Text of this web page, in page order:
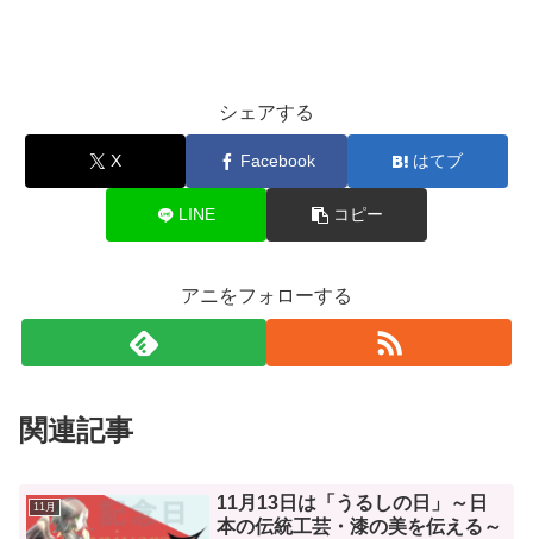
シェアする
X Facebook はてブ
LINE コピー
アニをフォローする
関連記事
11月
11月13日は「うるしの日」～日
本の伝統工芸・漆の美を伝える～